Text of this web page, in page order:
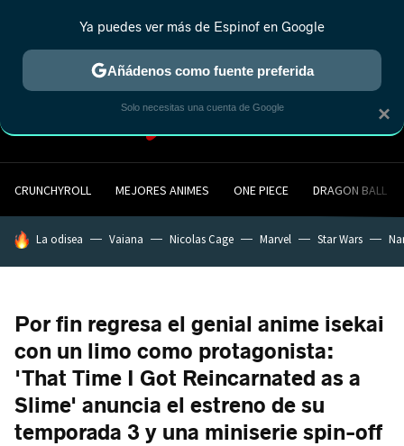
CRUNCHYROLL MEJORES ANIMES ONE PIECE DRAGON BALL
HOY SE HABLA DE
La odisea Vaiana Nicolas Cage Marvel Star Wars
Por fin regresa el genial anime isekai
con un limo como protagonista:
'That Time I Got Reincarnated as a
Slime' anuncia el estreno de su
temporada 3 y una miniserie spin-off
×
Ya puedes ver más de Espinof en Google
Añádenos como fuente preferida
Solo necesitas una cuenta de Google